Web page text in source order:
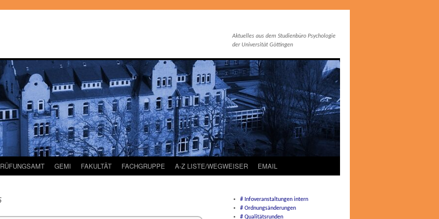
Aktuelles aus dem Studienbüro Psychologie
der Universität Göttingen
GEMI FAKULTÄT FACHGRUPPE A-Z LISTE/WEGWEISER EMAIL
# Infoveranstaltungen intern
# Ordnungsänderungen
# Qualitätsrunden